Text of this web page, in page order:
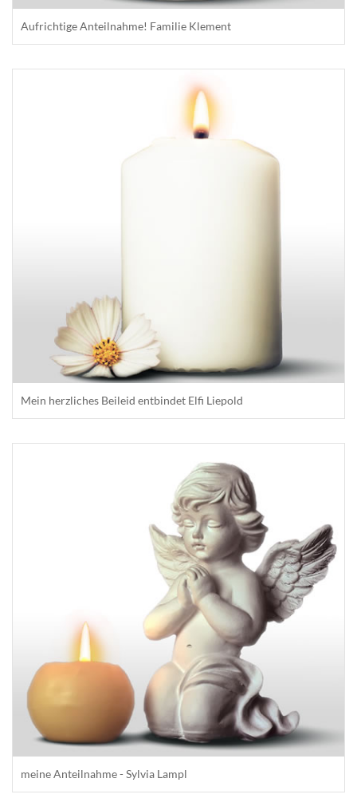
Aufrichtige Anteilnahme! Familie Klement
Mein herzliches Beileid entbindet Elfi Liepold
meine Anteilnahme - Sylvia Lampl